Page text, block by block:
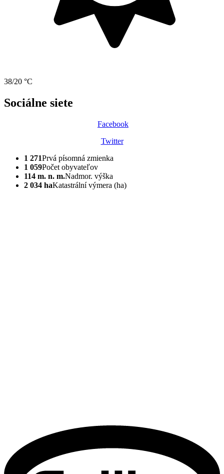
38/20 °C
Sociálne siete
Facebook
Twitter
1 271Prvá písomná zmienka
1 059Počet obyvateľov
114 m. n. m.Nadmor. výška
2 034 haKatastrální výmera (ha)